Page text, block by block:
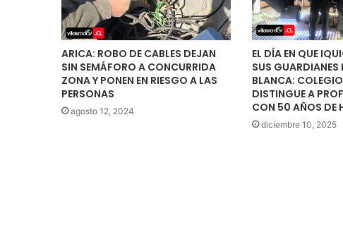
ARICA: ROBO DE CABLES DEJAN
SIN SEMÁFORO A CONCURRIDA
ZONA Y PONEN EN RIESGO A LAS
PERSONAS
agosto 12, 2024
EL DÍA EN QUE
SUS GUARDIANES
BLANCA:
DISTINGUE A
CON 50 AÑOS DE
diciembre 10, 2025